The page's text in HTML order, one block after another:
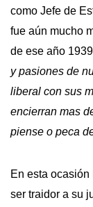
como Jefe de
fue aún mucho
de ese año
y pasiones de
liberal con sus
encierran mas
piense o peca
En esta
ser traidor a su